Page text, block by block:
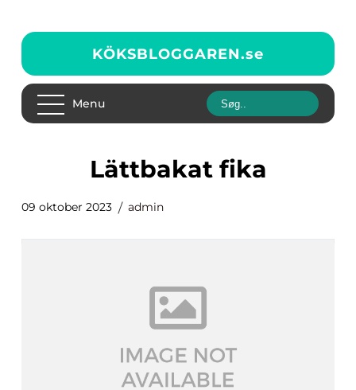
KÖKSBLOGGAREN.se
Menu
lättbakat fika
09 oktober 2023 admin